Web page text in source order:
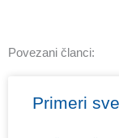
Povezani članci:
Primeri